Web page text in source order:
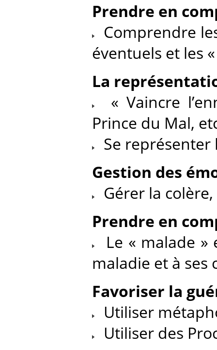
Prendre en
Comprendre
éventuels et les
La
« Vaincre
Prince du Mal,
Se représenter
Gestion des
Gérer la
Prendre en
Le « malade
maladie et à ses
Favoriser la
Utiliser
Utiliser des